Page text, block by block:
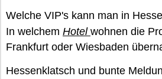
Welche VIP's kann man in
In welchem Hotel wohnen die
Frankfurt oder Wiesbaden
Hessenklatsch und bunte